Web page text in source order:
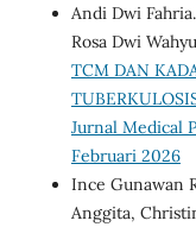
Andi Dwi
Rosa Dwi
TCM DAN
Jurnal Medical
Februari 2026
Ince Gunawan
Anggita,